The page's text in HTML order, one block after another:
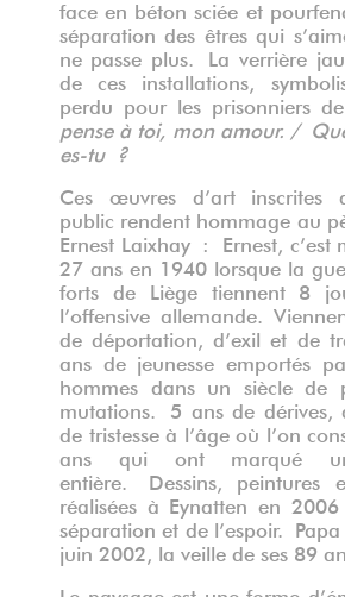
face en béton sciée et
séparation des êtres qui
ne passe plus. La verrière
de ces installations,
perdu pour les prisonniers
pense à toi, mon amour. /
es-tu ?
Ces œuvres d’art inscrites
public rendent hommage au
Ernest Laixhay : Ernest, c’est
27 ans en 1940 lorsque la
forts de Liège tiennent 8
l’offensive allemande.
de déportation, d’exil et de
ans de jeunesse emportés
hommes dans un siècle de
mutations. 5 ans de dérives,
de tristesse à l’âge où l’on
ans qui ont marqué
entière. Dessins, peintures
réalisées à Eynatten en
séparation et de l’espoir.
juin 2002, la veille de ses 89
Le paysage est une forme